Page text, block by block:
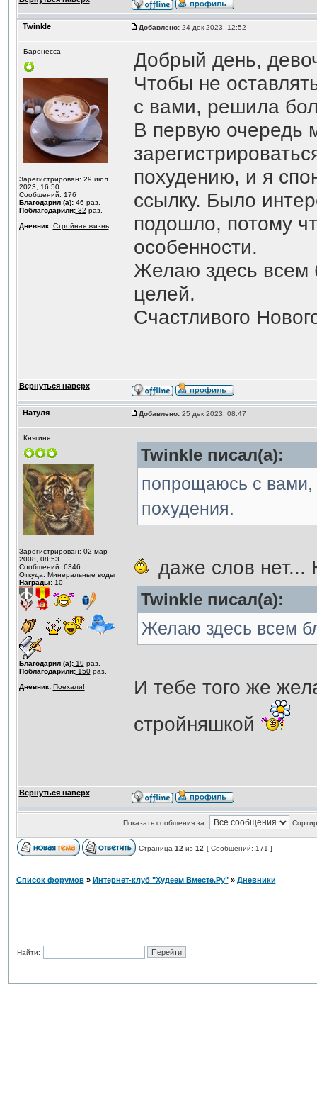
Twinkle Добавлено:24 дек 2023, 12:52
Баронесса
Зарегистрирован: 29 июл
2023, 16:50
Сообщений: 176
Благодарил (а):46 раз.
Поблагодарили:32 раз.
Дневник: Стройная жизнь
Добрый день,
Чтобы не
с вами, решила
В первую очередь
похудению, и я
ссылку. Было
подошло, потому
особенности.
Желаю здесь всем
целей.
Счастливого
Вернуться наверх
Натуля Добавлено:25 дек 2023, 08:47
Княгиня
Зарегистрирован: 02 мар
2008, 08:53
Сообщений: 6346
Откуда: Минеральные воды
Награды: 10
Благодарил (а):19 раз.
Поблагодарили:150раз.
Дневник: Поехали!
Twinkle писал(а):
попрощаюсь с вами,
похудения.
даже слов нет...
Twinkle писал(а):
Желаю здесь всем
И тебе того же
стройняшкой
Вернуться наверх
Показать сообщения за:
Страница 12 из 12 [ Сообщений: 171 ]
Список форумов» Интернет-клуб "Худеем Вместе.Ру"» Дневники
Найти: